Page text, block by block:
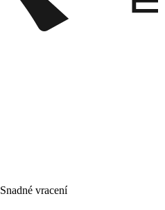
Snadné vracení